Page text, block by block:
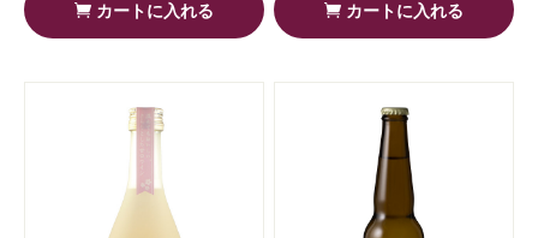
カートに入れる カートに入れる